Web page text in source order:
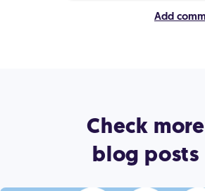
Check more
blog posts